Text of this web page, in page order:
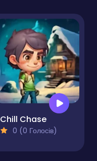
Chill Chase
0 (0 Голосів)